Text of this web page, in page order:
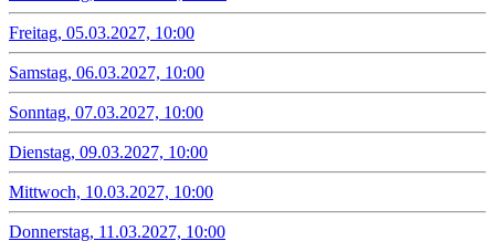
Freitag, 05.03.2027, 10:00
Samstag, 06.03.2027, 10:00
Sonntag, 07.03.2027, 10:00
Dienstag, 09.03.2027, 10:00
Mittwoch, 10.03.2027, 10:00
Donnerstag, 11.03.2027, 10:00